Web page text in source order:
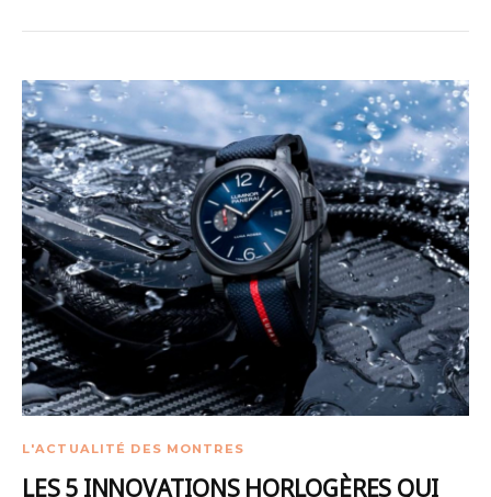
L'ACTUALITÉ DES MONTRES
LES 5 INNOVATIONS HORLOGÈRES QUI